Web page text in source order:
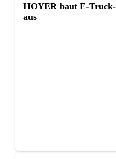
HOYER baut E-
aus